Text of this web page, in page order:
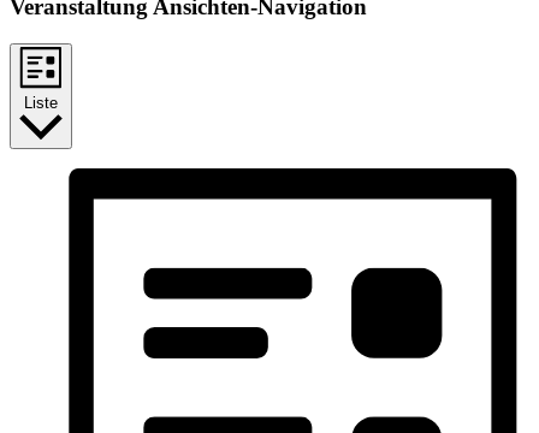
Veranstaltung Ansichten-Navigation
Liste